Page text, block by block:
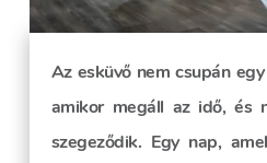
Az esküvő nem csupán
amikor megáll az idő, és
szegeződik. Egy nap,